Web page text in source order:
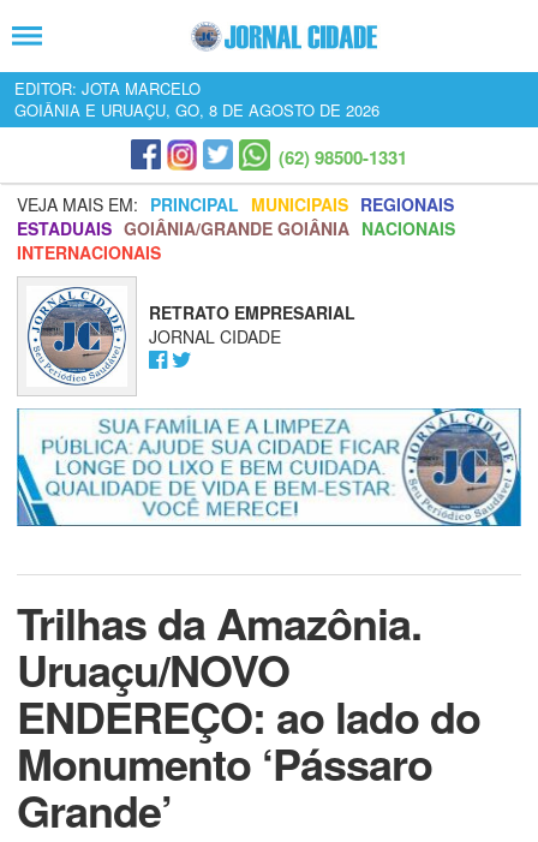
EDITOR: JOTA MARCELO
GOIÂNIA E URUAÇU, GO, 8 DE AGOSTO DE 2026
(62) 98500-1331
VEJA MAIS EM: PRINCIPAL MUNICIPAIS REGIONAIS
ESTADUAIS GOIÂNIA/GRANDE GOIÂNIA NACIONAIS
INTERNACIONAIS
RETRATO EMPRESARIAL
JORNAL CIDADE
Trilhas da Amazônia.
Uruaçu/NOVO
ENDEREÇO: ao lado do
Monumento ‘Pássaro
Grande’